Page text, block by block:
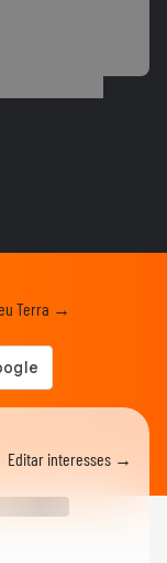
passou a usar
do...
festa no
na Copa...
Terra →
Editar interesses →